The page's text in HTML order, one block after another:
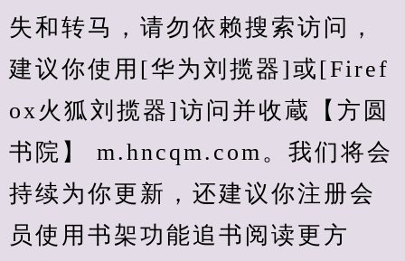
失和转马，请勿依赖搜索访问，
建议你使用[华为刘揽器]或[Firef
ox火狐刘揽器]访问并收蔵【方圆
书院】 m.hncqm.com。我们将会
持续为你更新，还建议你注册会
员使用书架功能追书阅读更方